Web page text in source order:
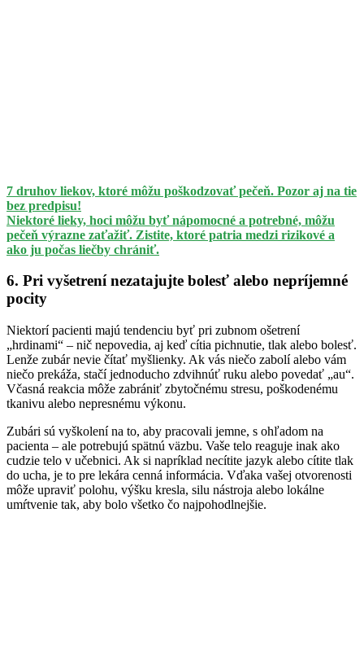
7 druhov liekov, ktoré môžu poškodzovať pečeň. Pozor aj na tie
bez predpisu!
Niektoré lieky, hoci môžu byť nápomocné a potrebné, môžu
pečeň výrazne zaťažiť. Zistite, ktoré patria medzi rizikové a
ako ju počas liečby chrániť.
6. Pri vyšetrení nezatajujte bolesť alebo nepríjemné
pocity
Niektorí pacienti majú tendenciu byť pri zubnom ošetrení
„hrdinami“ – nič nepovedia, aj keď cítia pichnutie, tlak alebo bolesť.
Lenže zubár nevie čítať myšlienky. Ak vás niečo zabolí alebo vám
niečo prekáža, stačí jednoducho zdvihnúť ruku alebo povedať „au“.
Včasná reakcia môže zabrániť zbytočnému stresu, poškodenému
tkanivu alebo nepresnému výkonu.
Zubári sú vyškolení na to, aby pracovali jemne, s ohľadom na
pacienta – ale potrebujú spätnú väzbu. Vaše telo reaguje inak ako
cudzie telo v učebnici. Ak si napríklad necítite jazyk alebo cítite tlak
do ucha, je to pre lekára cenná informácia. Vďaka vašej otvorenosti
môže upraviť polohu, výšku kresla, silu nástroja alebo lokálne
umŕtvenie tak, aby bolo všetko čo najpohodlnejšie.